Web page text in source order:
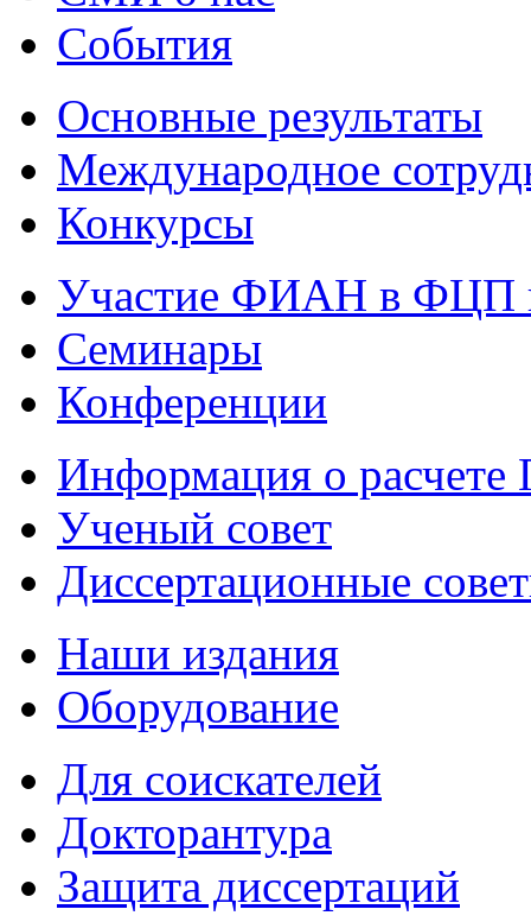
События
Основные результаты
Международное
Конкурсы
Участие ФИАН в ФЦП
Семинары
Конференции
Информация о
Ученый совет
Диссертационные
Наши издания
Оборудование
Для соискателей
Докторантура
Защита диссертаций